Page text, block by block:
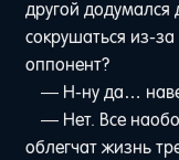
другой
сокрушаться из-
оппонент?
— Н-ну да…
— Нет. Все
облегчат жизнь